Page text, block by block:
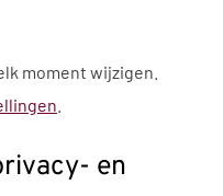
moment wijzigen.
en